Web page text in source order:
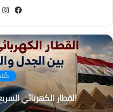
القطار الكهربائي